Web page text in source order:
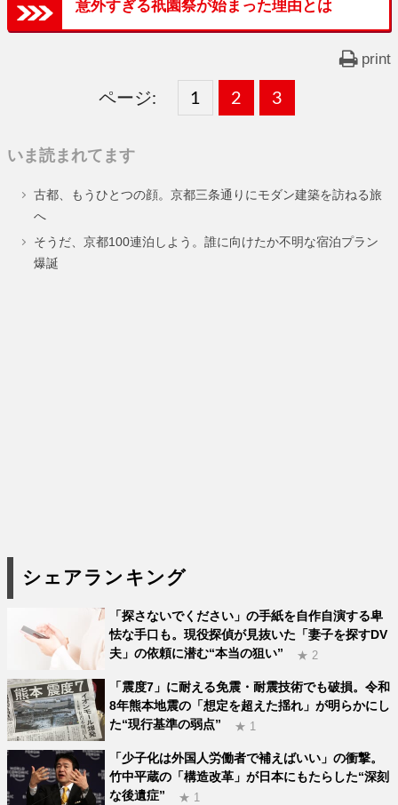
意外すぎる祇園祭が始まった理由とは
print
ページ:
固
ー
ジ
1 ,
固
ー
ジ
2 ,
固
ー
ジ
3
いま読まれてます
古都、もうひとつの顔。京都三条通りにモダン建築を訪ねる旅
へ
そうだ、京都100連泊しよう。誰に向けたか不明な宿泊プラン
爆誕
シェアランキング
「探さないでください」の手紙を自作自演する卑
怯な手口も。現役探偵が見抜いた「妻子を探すDV
夫」の依頼に潜む“本当の狙い”
★ 2
「震度7」に耐える免震・耐震技術でも破損。令和
8年熊本地震の「想定を超えた揺れ」が明らかにし
た“現行基準の弱点”
★ 1
「少子化は外国人労働者で補えばいい」の衝撃。
竹中平蔵の「構造改革」が日本にもたらした“深刻
な後遺症”
★ 1